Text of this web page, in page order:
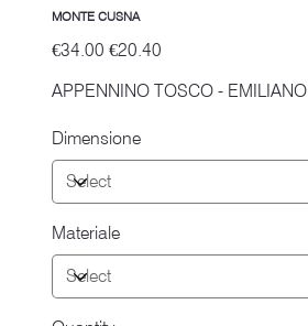
MONTE CUSNA
Original
price
€34.00
Sale
price
€20.40
APPENNINO TOSCO - EMILIANO
Dimensione
Materiale